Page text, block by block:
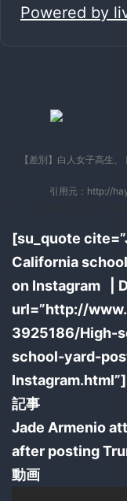
Powered by
【差別】白人女子高生
引用元：http://
[su_quote
California
on Instagram |
url=”http://
3925186/High-
school-yard-
Instagram.html”]
記事
Jade Armenio
after posting
動画